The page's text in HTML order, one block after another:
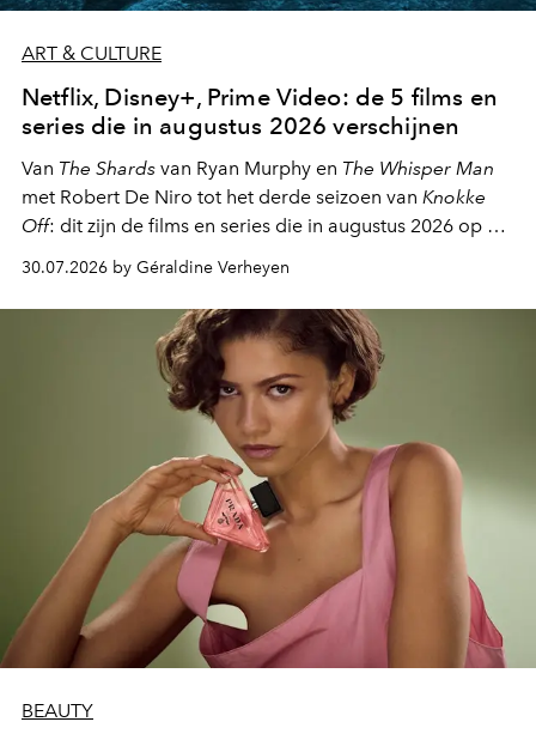
ART & CULTURE
Netflix, Disney+, Prime Video: de 5 films en
series die in augustus 2026 verschijnen
Van The Shards van Ryan Murphy en The Whisper Man
met Robert De Niro tot het derde seizoen van Knokke
Off: dit zijn de films en series die in augustus 2026 op de
streamingplatformen verschijnen.
30.07.2026 by Géraldine Verheyen
BEAUTY